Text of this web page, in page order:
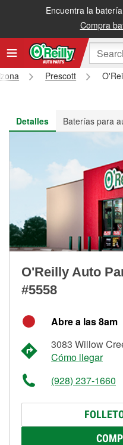
Encuentra la
Compra
Recibe tu orden gratis al
Prescott
Detalles
Baterías para
O'Reilly Auto
#5558
Abre a las 8am
3083 Willow
Cómo llegar
(928) 237-1660